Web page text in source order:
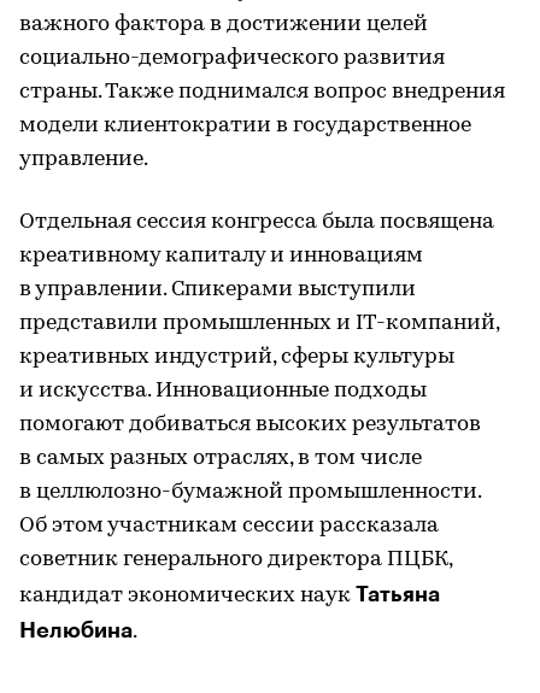
важного фактора в достижении целей
социально-демографического развития
страны. Также поднимался вопрос внедрения
модели клиентократии в государственное
управление.
Отдельная сессия конгресса была посвящена
креативному капиталу и инновациям
в управлении. Спикерами выступили
представили промышленных и IT-компаний,
креативных индустрий, сферы культуры
и искусства. Инновационные подходы
помогают добиваться высоких результатов
в самых разных отраслях, в том числе
в целлюлозно-бумажной промышленности.
Об этом участникам сессии рассказала
советник генерального директора ПЦБК,
кандидат экономических наук Татьяна
Нелюбина.